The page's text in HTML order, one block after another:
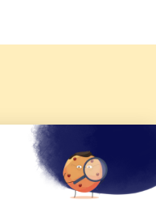
d'été 2026 de KTO